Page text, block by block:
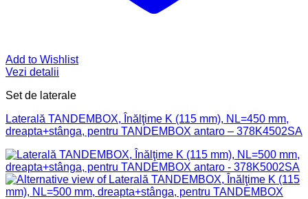
Add to Wishlist
Vezi detalii
Set de laterale
Laterală TANDEMBOX, Înălţime K (115 mm), NL=450 mm,
dreapta+stânga, pentru TANDEMBOX antaro – 378K4502SA